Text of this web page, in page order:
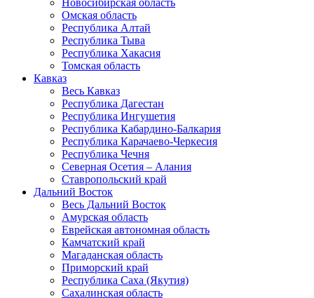
Новосибирская область
Омская область
Республика Алтай
Республика Тыва
Республика Хакасия
Томская область
Кавказ
Весь Кавказ
Республика Дагестан
Республика Ингушетия
Республика Кабардино-Балкария
Республика Карачаево-Черкесия
Республика Чечня
Северная Осетия – Алания
Ставропольский край
Дальний Восток
Весь Дальний Восток
Амурская область
Еврейская автономная область
Камчатский край
Магаданская область
Приморский край
Республика Саха (Якутия)
Сахалинская область